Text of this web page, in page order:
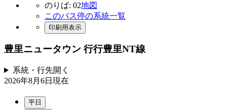
のりば: 02地図
このバス停の系統一覧
印刷用表示
豊里ニュータウン 行行豊里NT線
系統・行先開く
2026年8月6日 現在
平日